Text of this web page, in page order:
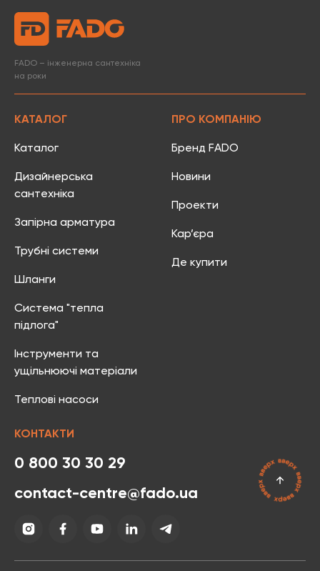
FADO – інженерна сантехніка
на роки
КАТАЛОГ
Каталог
Дизайнерська
сантехніка
Запірна арматура
Трубні системи
Шланги
Система "тепла
підлога"
Інструменти та
ущільнюючі матеріали
Теплові насоси
ПРО КОМПАНІЮ
Бренд FADO
Новини
Проекти
Кар’єра
Де купити
КОНТАКТИ
0 800 30 30 29
contact-centre@fado.ua